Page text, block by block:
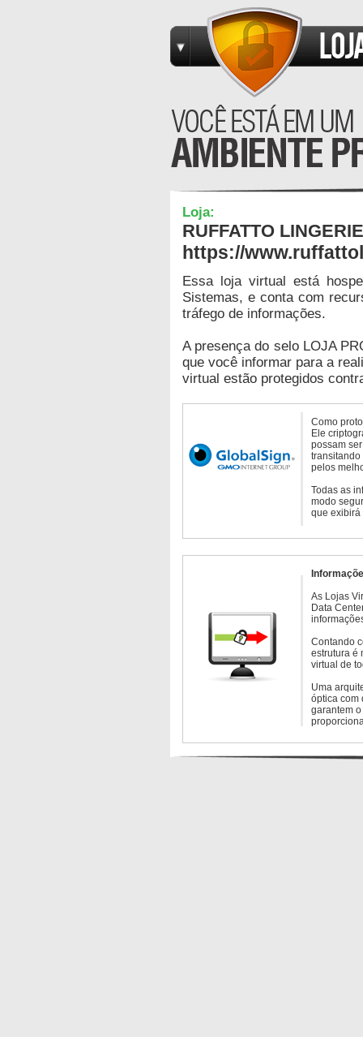
Loja:
RUFFATTO LINGERIE
https://
Essa loja virtual está
Sistemas, e conta com
tráfego de informações.
A presença do selo LOJA
que você informar para a
virtual estão protegidos
Como
Ele
possam
transitando
pelos
Todas as
modo
que exibirá
As Lojas
Data
Contando
estrutura é
virtual de
Uma
óptica com
garantem